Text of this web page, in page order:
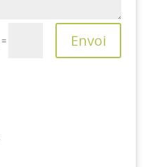
= Envoi